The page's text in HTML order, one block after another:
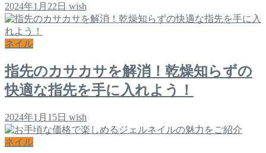
2024年1月22日 wish
ネイル
指先のカサカサを解消！乾燥知らずの
快適な指先を手に入れよう！
2024年1月15日 wish
ネイル